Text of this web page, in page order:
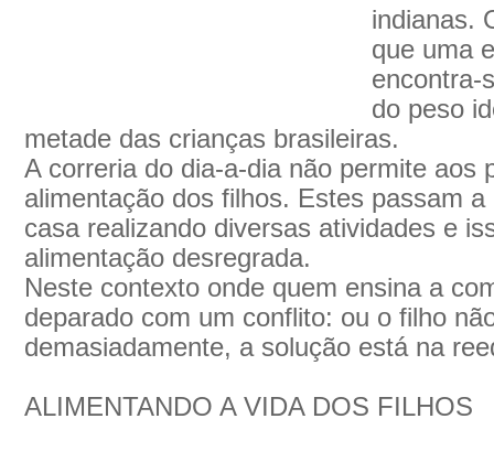
indianas.
que uma
encontra-
do peso
metade das crianças brasileiras.
A correria do dia-a-dia não permite aos
alimentação dos filhos. Estes passam
casa realizando diversas atividades e
alimentação desregrada.
Neste contexto onde quem ensina a
deparado com um conflito: ou o filho
demasiadamente, a solução está na
ALIMENTANDO A VIDA DOS FILHOS